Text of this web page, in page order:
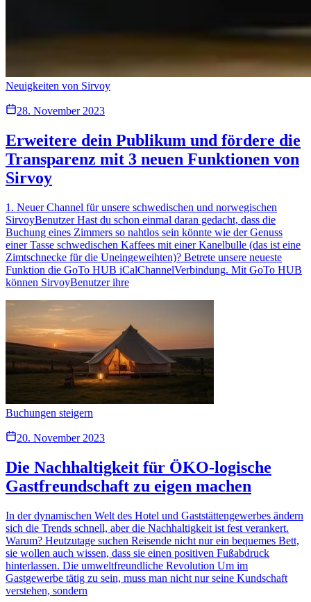
Neuigkeiten von Sirvoy
28. November 2023
Erweitere dein Publikum und fördere die
Transparenz mit 3 neuen Funktionen von
Sirvoy
1. Neuer Channel für unsere schwedischen und norwegischen
SirvoyBenutzer Hast du schon einmal daran gedacht, dass die
Buchung eines Zimmers so nahtlos sein könnte wie der Genuss
einer Tasse schwedischen Kaffees mit einer Kanelbulle (das ist eine
Zimtschnecke für die Uneingeweihten)? Betrete unsere neueste
Funktion die GoTo HUB iCalChannelVerbindung. Mit GoTo HUB
können SirvoyBenutzer ihre
Buchungen steigern
20. November 2023
Die Nachhaltigkeit für ÖKO-logische
Gastfreundschaft zu eigen machen
In der dynamischen Welt des Hotel und Gaststättengewerbes ändern
sich die Trends schnell, aber die Nachhaltigkeit ist fest verankert.
Warum? Heutzutage suchen Reisende nicht nur ein bequemes Bett,
sie wollen auch wissen, dass sie einen positiven Fußabdruck
hinterlassen. Die umweltfreundliche Revolution Um im
Gastgewerbe tätig zu sein, muss man nicht nur seine Kundschaft
verstehen, sondern